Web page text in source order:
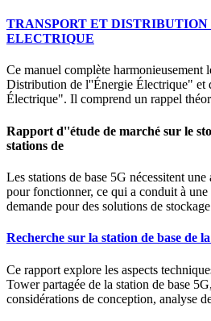
TRANSPORT ET
ELECTRIQUE
Ce manuel complète harmonieusement
Distribution de l''Énergie Électrique" et
Électrique". Il comprend un rappel
Rapport d''étude de marché sur le
stations de
Les stations de base 5G nécessitent
pour fonctionner, ce qui a conduit à une
demande pour des solutions de
Recherche sur la station de base de
Ce rapport explore les aspects
Tower partagée de la station de base
considérations de conception, analyse